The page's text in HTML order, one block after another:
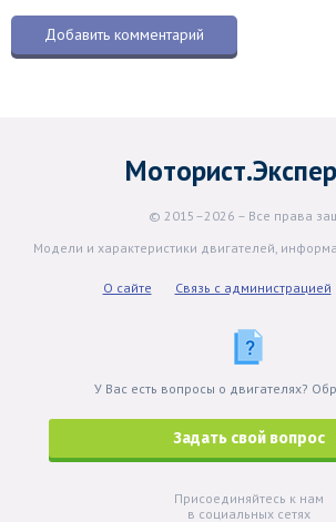
© 2015–2026 – Все права
Модели и характеристики двигателей,
О сайте Связь с администрацией
У Вас есть вопросы о двигателях?
Задать свой вопрос
Присоединяйтесь к нам
в социальных сетях